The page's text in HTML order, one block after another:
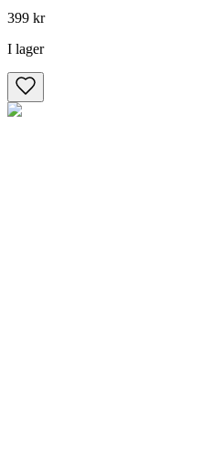
399 kr
I lager